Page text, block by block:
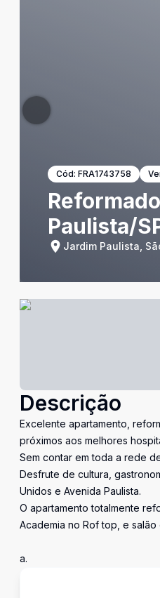
Cód: FRA1743758
Paulista/
Jardim Paulista,
Descrição
Excelente apartamento,
próximos aos melhores
Sem contar em toda a rede
Desfrute de cultura,
Unidos e Avenida Paulista.
O apartamento totalmente
Academia no Rof top, e
a.